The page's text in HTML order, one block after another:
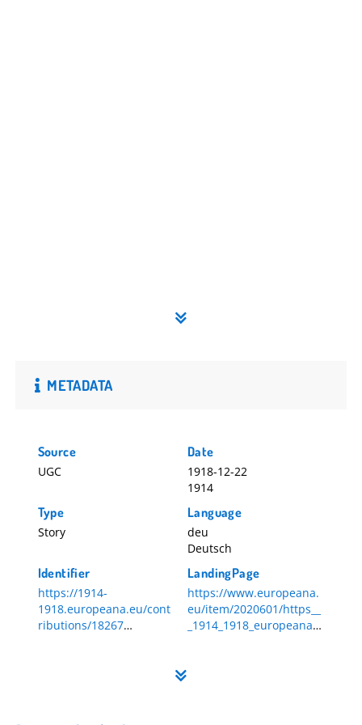
METADATA
Source
UGC
Date
1918-12-22
1914
Type
Story
Language
deu
Deutsch
Identifier
https://1914-
1918.europeana.eu/cont
ributions/18267
LandingPage
https://www.europeana.
eu/item/2020601/https__
_1914_1918_europeana_e